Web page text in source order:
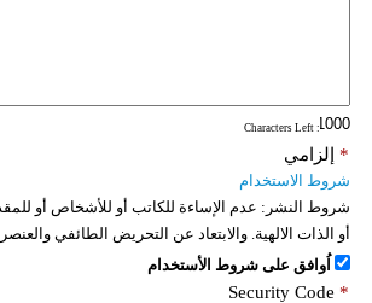
: Characters Left
إلزامي *
شروط الاستخدام
شروط النشر: عدم الإساءة للكاتب أو للأشخاص أو
أو الذات الالهية. والابتعاد عن التحريض الطائفي
اُوافق على شروط الأستخدام
Security Code *